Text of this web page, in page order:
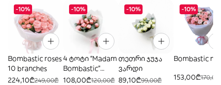
-10%
Bombastic roses
10 branches
224,10₾249,00₾
-10%
4 ტოტი “Madam
Bombastic”
roses
108,00₾120,00₾
-10%
თეთრი ჯუჯა
ვარდი
89,10₾99,00₾
-10%
Bombastic
153,00₾